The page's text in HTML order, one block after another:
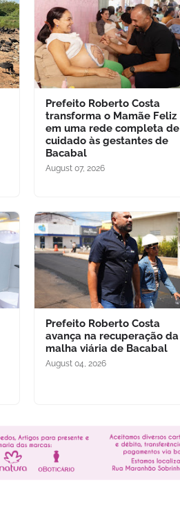
Prefeito Roberto Costa
transforma o Mamãe Feliz
em uma rede completa de
cuidado às gestantes de
Bacabal
August 07, 2026
Prefeito Roberto Costa
avança na recuperação da
malha viária de Bacabal
August 04, 2026